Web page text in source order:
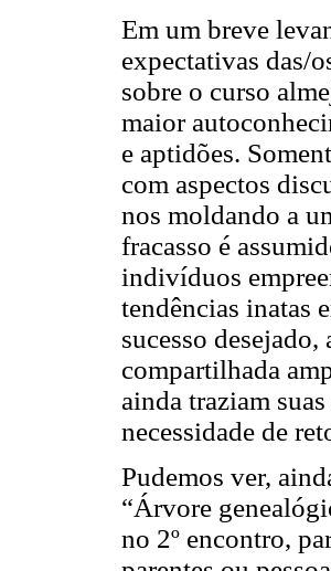
Em um breve
expectativas das/
sobre o curso
maior
e aptidões.
com aspectos
nos moldando a
fracasso é
indivíduos
tendências inatas
sucesso
compartilhada
ainda traziam
necessidade de
Pudemos ver,
“Árvore
no 2º encontro,